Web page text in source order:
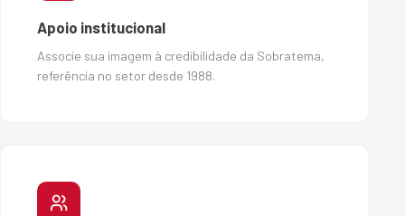
Apoio institucional
Associe sua imagem à credibilidade da Sobratema,
referência no setor desde 1988.